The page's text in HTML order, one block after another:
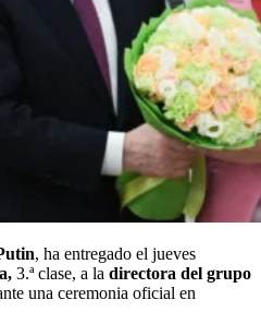
, ha entregado el jueves
3.ª clase, a la directora del grupo
una ceremonia oficial en